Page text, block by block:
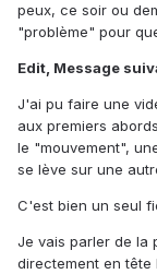
peux, ce soir ou
"problème" pour
Edit, Message
J'ai pu faire une
aux premiers
le "mouvement",
se lève sur une
C'est bien un seul
Je vais parler de la
directement en tête